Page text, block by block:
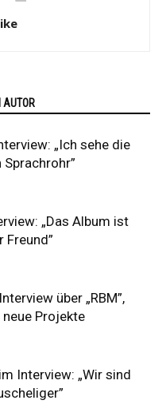
AUTOR
„Ich sehe die
„Das Album ist
Freund”
über „RBM”,
Projekte
Interview: „Wir sind